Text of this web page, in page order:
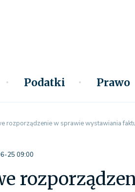
Podatki Prawo
rozporządzenie w sprawie wystawiania
25 09:00